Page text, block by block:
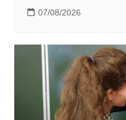
07/08/2026